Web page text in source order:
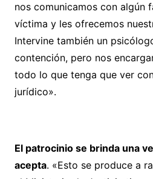
nos comunicamos con algún
víctima y les ofrecemos
Intervine también un
contención, pero nos
todo lo que tenga que ver
jurídico».
El patrocinio se brinda una
acepta. «Esto se produce a